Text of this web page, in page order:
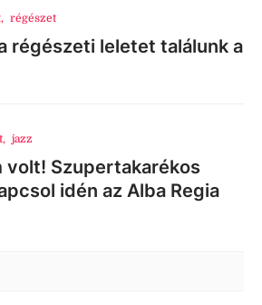
, régészet
régészeti leletet találunk a
, jazz
volt! Szupertakarékos
idén az Alba Regia